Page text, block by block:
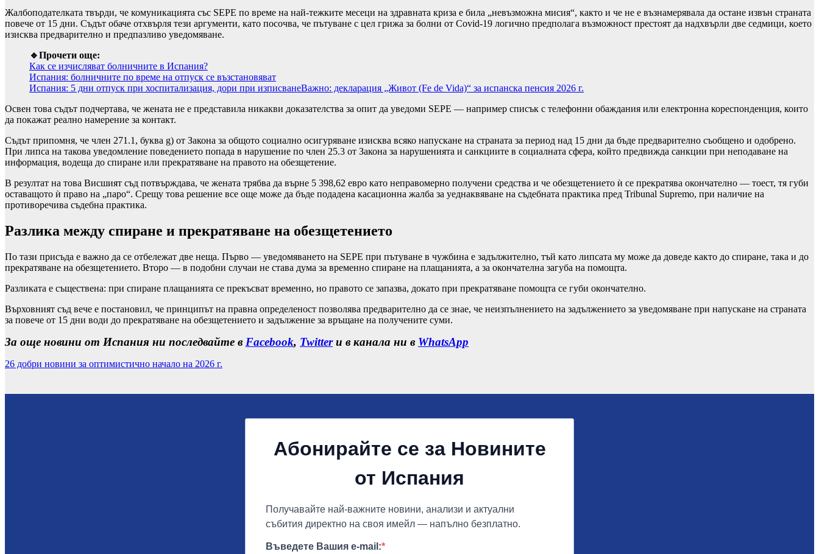
Жалбоподателката твърди, че комуникацията със SEPE по време на най-тежките месеци на здравната криза е била „невъзможна мисия“, както и че не е възнамерявала да остане извън страната
повече от 15 дни. Съдът обаче отхвърля тези аргументи, като посочва, че пътуване с цел грижа за болни от Covid-19 логично предполага възможност престоят да надхвърли две седмици, което
изисква предварително и предпазливо уведомяване.
🔹Прочети още:
Как се изчисляват болничните в Испания?
Испания: болничните по време на отпуск се възстановяват
Испания: 5 дни отпуск при хоспитализация, дори при изписванеВажно: декларация „Живот (Fe de Vida)“ за испанска пенсия 2026 г.
Освен това съдът подчертава, че жената не е представила никакви доказателства за опит да уведоми SEPE — например списък с телефонни обаждания или електронна кореспонденция, които
да покажат реално намерение за контакт.
Съдът припомня, че член 271.1, буква g) от Закона за общото социално осигуряване изисква всяко напускане на страната за период над 15 дни да бъде предварително съобщено и одобрено.
При липса на такова уведомление поведението попада в нарушение по член 25.3 от Закона за нарушенията и санкциите в социалната сфера, който предвижда санкции при неподаване на
информация, водеща до спиране или прекратяване на правото на обезщетение.
В резултат на това Висшият съд потвърждава, че жената трябва да върне 5 398,62 евро като неправомерно получени средства и че обезщетението ѝ се прекратява окончателно — тоест, тя губи
оставащото ѝ право на „паро“. Срещу това решение все още може да бъде подадена касационна жалба за уеднаквяване на съдебната практика пред Tribunal Supremo, при наличие на
противоречива съдебна практика.
Разлика между спиране и прекратяване на обезщетението
По тази присъда е важно да се отбележат две неща. Първо — уведомяването на SEPE при пътуване в чужбина е задължително, тъй като липсата му може да доведе както до спиране, така и до
прекратяване на обезщетението. Второ — в подобни случаи не става дума за временно спиране на плащанията, а за окончателна загуба на помощта.
Разликата е съществена: при спиране плащанията се прекъсват временно, но правото се запазва, докато при прекратяване помощта се губи окончателно.
Върховният съд вече е постановил, че принципът на правна определеност позволява предварително да се знае, че неизпълнението на задължението за уведомяване при напускане на страната
за повече от 15 дни води до прекратяване на обезщетението и задължение за връщане на получените суми.
За още новини от Испания ни последвайте в Facebook, Twitterи в канала ни в WhatsApp
26 добри новини за оптимистично начало на 2026 г.